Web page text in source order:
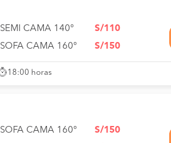
SEMI CAMA 140°
SOFA CAMA 160°
S/110
S/150
18:00 horas
SOFA CAMA 160°
S/150